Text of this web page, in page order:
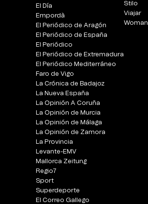
El Día
Empordà
El Periódico de Aragón
El Periódico de España
El Periódico
El Periódico de Extremadura
El Periódico Mediterráneo
Faro de Vigo
La Crónica de Badajoz
La Nueva España
La Opinión A Coruña
La Opinión de Murcia
La Opinión de Málaga
La Opinión de Zamora
La Provincia
Levante-EMV
Mallorca Zeitung
Regio7
Sport
Superdeporte
El Correo Gallego
Stilo
Viajar
Woman